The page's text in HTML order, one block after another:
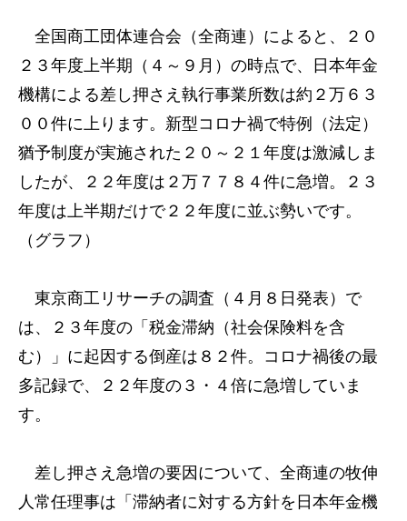
全国商工団体連合会（全商連）によると、２０
２３年度上半期（４～９月）の時点で、日本年金
機構による差し押さえ執行事業所数は約２万６３
００件に上ります。新型コロナ禍で特例（法定）
猶予制度が実施された２０～２１年度は激減しま
したが、２２年度は２万７７８４件に急増。２３
年度は上半期だけで２２年度に並ぶ勢いです。
（グラフ）
東京商工リサーチの調査（４月８日発表）で
は、２３年度の「税金滞納（社会保険料を含
む）」に起因する倒産は８２件。コロナ禍後の最
多記録で、２２年度の３・４倍に急増していま
す。
差し押さえ急増の要因について、全商連の牧伸
人常任理事は「滞納者に対する方針を日本年金機